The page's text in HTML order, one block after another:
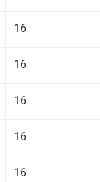
16
16
16
16
16